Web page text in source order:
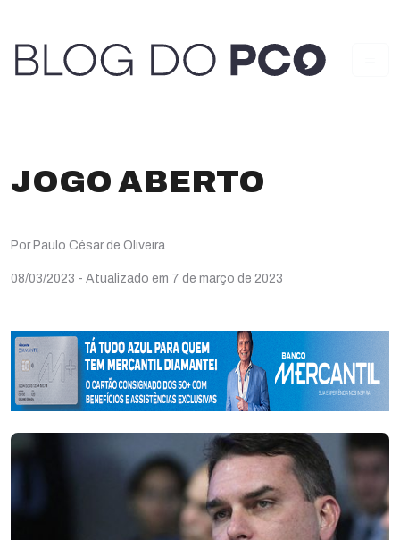
JOGO ABERTO
Por Paulo César de Oliveira
08/03/2023 - Atualizado em 7 de março de 2023